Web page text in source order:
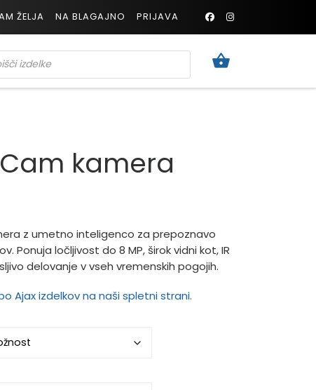
ŽELJA NA BLAGAJNO PRIJAVA
SEARCH
kamera
od 280,60€ do 373,32€
z umetno inteligenco za prepoznavo
Ponuja ločljivost do 8 MP, širok vidni kot, IR
delovanje v vseh vremenskih pogojih.
Ajax izdelkov na naši spletni strani.